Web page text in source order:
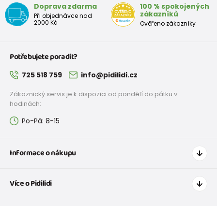
Doprava zdarma
Při objednávce nad
2000 Kč
100 % spokojených
zákazníků
Ověřeno zákazníky
Potřebujete poradit?
725 518 759 info@pidilidi.cz
Zákaznický servis je k dispozici od pondělí do pátku v
hodinách:
Po-Pá: 8-15
Informace o nákupu
Doprava a platba
Více o Pidilidi